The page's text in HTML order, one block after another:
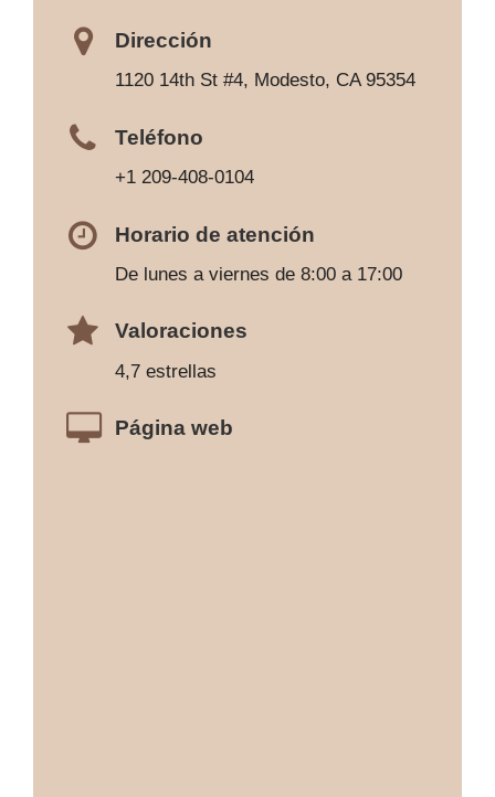
Dirección
1120 14th St #4, Modesto, CA 95354
Teléfono
+1 209-408-0104
Horario de atención
De lunes a viernes de 8:00 a 17:00
Valoraciones
4,7 estrellas
Página web